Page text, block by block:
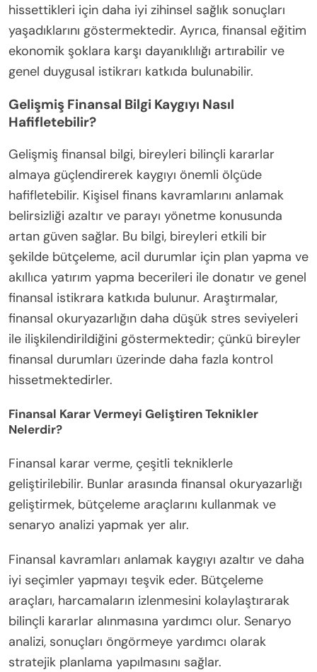
hissettikleri için daha iyi zihinsel sağlık sonuçları
yaşadıklarını göstermektedir. Ayrıca, finansal eğitim
ekonomik şoklara karşı dayanıklılığı artırabilir ve
genel duygusal istikrarı katkıda bulunabilir.
Gelişmiş Finansal Bilgi Kaygıyı Nasıl
Hafifletebilir?
Gelişmiş finansal bilgi, bireyleri bilinçli kararlar
almaya güçlendirerek kaygıyı önemli ölçüde
hafifletebilir. Kişisel finans kavramlarını anlamak
belirsizliği azaltır ve parayı yönetme konusunda
artan güven sağlar. Bu bilgi, bireyleri etkili bir
şekilde bütçeleme, acil durumlar için plan yapma ve
akıllıca yatırım yapma becerileri ile donatır ve genel
finansal istikrara katkıda bulunur. Araştırmalar,
finansal okuryazarlığın daha düşük stres seviyeleri
ile ilişkilendirildiğini göstermektedir; çünkü bireyler
finansal durumları üzerinde daha fazla kontrol
hissetmektedirler.
Finansal Karar Vermeyi Geliştiren Teknikler
Nelerdir?
Finansal karar verme, çeşitli tekniklerle
geliştirilebilir. Bunlar arasında finansal okuryazarlığı
geliştirmek, bütçeleme araçlarını kullanmak ve
senaryo analizi yapmak yer alır.
Finansal kavramları anlamak kaygıyı azaltır ve daha
iyi seçimler yapmayı teşvik eder. Bütçeleme
araçları, harcamaların izlenmesini kolaylaştırarak
bilinçli kararlar alınmasına yardımcı olur. Senaryo
analizi, sonuçları öngörmeye yardımcı olarak
stratejik planlama yapılmasını sağlar.